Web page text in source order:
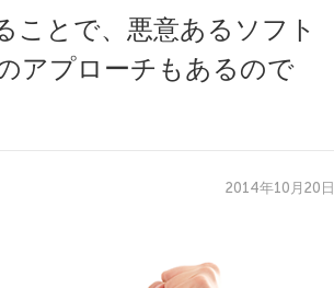
ことで、悪意あるソフト
アプローチもあるので
2014年10月20日